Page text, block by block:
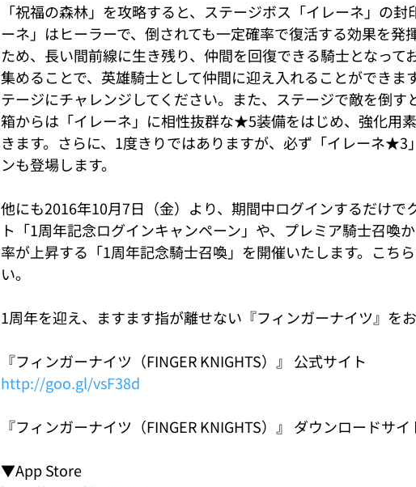
「祝福の森林」を攻略すると、ステージボス「イレーネ」の
ーネ」はヒーラーで、倒されても一定確率で復活する効果を発
ため、長い間前線に生き残り、仲間を回復できる騎士となって
集めることで、英雄騎士として仲間に迎え入れることができま
テージにチャレンジしてください。また、ステージで敵を倒す
箱からは「イレーネ」に相性抜群な★5装備をはじめ、強化用
きます。さらに、1度きりではありますが、必ず「イレーネ★3
ンも登場します。
他にも2016年10月7日（金）より、期間中ログインするだけで
ト「1周年記念ログインキャンペーン」や、プレミア騎士召喚
率が上昇する「1周年記念騎士召喚」を開催いたします。こち
い。
1周年を迎え、ますます指が離せない『フィンガーナイツ』を
『フィンガーナイツ（FINGER KNIGHTS）』 公式サイト
http://goo.gl/vsF38d
『フィンガーナイツ（FINGER KNIGHTS）』 ダウンロードサイ
▼App Store